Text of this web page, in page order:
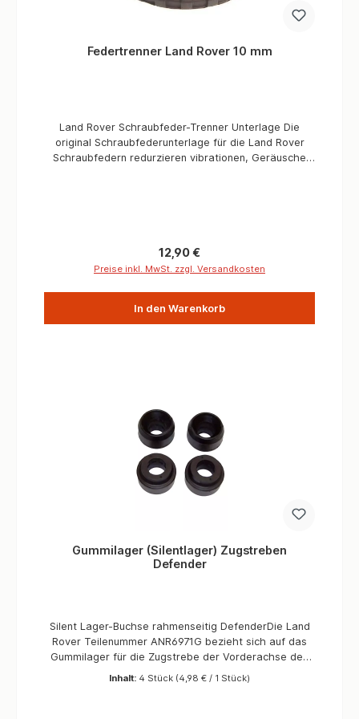
Federtrenner Land Rover 10 mm
Land Rover Schraubfeder-Trenner Unterlage Die
original Schraubfederunterlage für die Land Rover
Schraubfedern redurzieren vibrationen, Geräusche
Stück ohne Luftfederung)
Regulärer Preis:
12,90 €
Preise inkl. MwSt. zzgl. Versandkosten
In den Warenkorb
Gummilager (Silentlager) Zugstreben
Defender
Silent Lager-Buchse rahmenseitig DefenderDie Land
Rover Teilenummer ANR6971G bezieht sich auf das
Gummilager für die Zugstrebe der Vorderachse des
Land Rover Defender und andere, das in OEM-Qualität
Inhalt: 4 Stück (4,98 € / 1 Stück)